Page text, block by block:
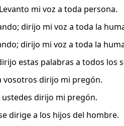
mi voz a toda persona.
dirijo mi voz a toda la
dirijo mi voz a toda la
estas palabras a todos los
vosotros dirijo mi pregón.
ustedes dirijo mi pregón.
dirige a los hijos del hombre.